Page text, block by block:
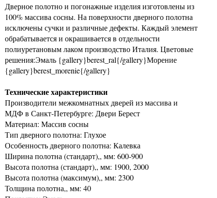
Дверное полотно и погонажные изделия изготовлены из
100% массива сосны. На поверхности дверного полотна
исключены сучки и различные дефекты. Каждый элемент
обрабатывается и окрашивается в отдельности
полиуретановым лаком производство Италия. Цветовые
решения:Эмаль {gallery}berest_ral{/gallery}Морение
{gallery}berest_morenie{/gallery}
Технические характеристики
Производители межкомнатных дверей из массива и
МДФ в Санкт-Петербурге: Двери Берест
Материал: Массив сосны
Тип дверного полотна: Глухое
Особенность дверного полотна: Калевка
Ширина полотна (стандарт),, мм: 600-900
Высота полотна (стандарт),, мм: 1900, 2000
Высота полотна (максимум),, мм: 2300
Толщина полотна,, мм: 40